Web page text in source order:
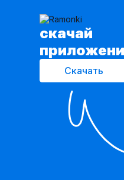
cкачай
Скачать